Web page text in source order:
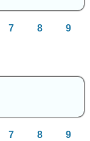
7 8 9
7 8 9